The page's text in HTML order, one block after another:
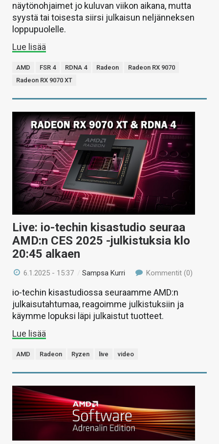
näytönohjaimet jo kuluvan viikon aikana, mutta
syystä tai toisesta siirsi julkaisun neljänneksen
loppupuolelle.
Lue lisää
AMD FSR 4 RDNA 4 Radeon
Radeon RX 9070
Radeon RX 9070 XT
Live: io-techin kisastudio seuraa
AMD:n CES 2025 -julkistuksia klo
20:45 alkaen
6.1.2025 - 15:37 /Sampsa Kurri Kommentit (0)
io-techin kisastudiossa seuraamme AMD:n
julkaisutahtumaa, reagoimme julkistuksiin ja
käymme lopuksi läpi julkaistut tuotteet.
Lue lisää
AMD Radeon Ryzen live video